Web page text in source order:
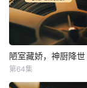
陋室藏娇，神厨降世
陋室藏娇，神厨降世
第64集